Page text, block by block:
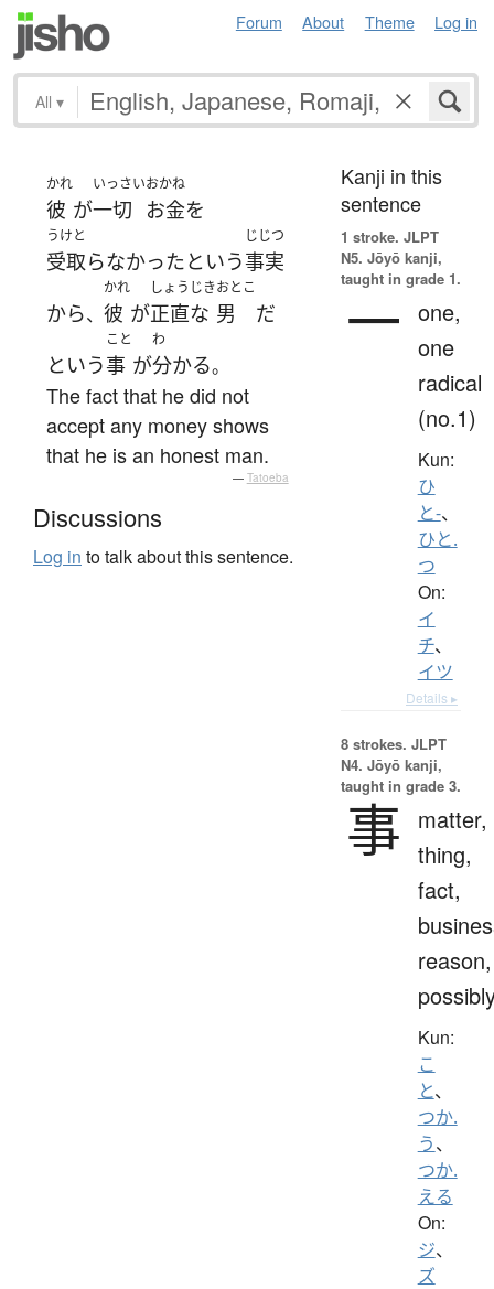
Forum About Theme Log in
All ▾
かれ
彼 が
いっさい
一切
おかね
お金を
うけと
受取らなかったという
じじつ
事実
から、
かれ
彼 が
しょうじき
正直な
おとこ
男
だ
という
こと
事 が
わ
分かる。
The fact that he did not
accept any money shows
that he is an honest man.
— Tatoeba
Discussions
Log in to talk about this sentence.
Kanji in this
sentence
1 stroke. JLPT
N5. Jōyō kanji,
taught in grade 1.
一 one,
one
radical
(no.1)
Kun:
ひ
と-、
ひと.
つ
On:
イ
チ、
イツ
Details ▸
8 strokes. JLPT
N4. Jōyō kanji,
taught in grade 3.
事
matter,
thing,
fact,
reason,
Kun:
こ
と、
つか.
う、
つか.
える
On:
ジ、
ズ